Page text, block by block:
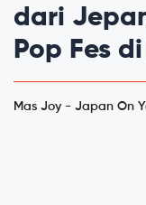
dari
Pop Fes
Mas Joy - Japan On